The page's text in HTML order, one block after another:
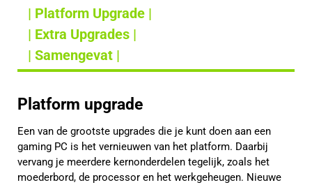
| Platform Upgrade |
| Extra Upgrades |
| Samengevat |
Platform upgrade
Een van de grootste upgrades die je kunt doen aan een
gaming PC is het vernieuwen van het platform. Daarbij
vervang je meerdere kernonderdelen tegelijk, zoals het
moederbord, de processor en het werkgeheugen. Nieuwe